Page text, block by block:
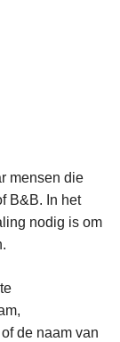
mensen die
B&B. In het
nodig is om
de naam van